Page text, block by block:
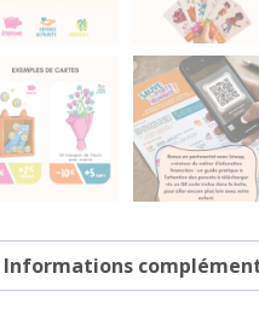
Informations